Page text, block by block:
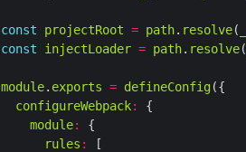
const projectRoot = path. resolve(
const
injectLoader = path. resolve(
module. exports = defineConfig
configureWebpack:
module:
rules :